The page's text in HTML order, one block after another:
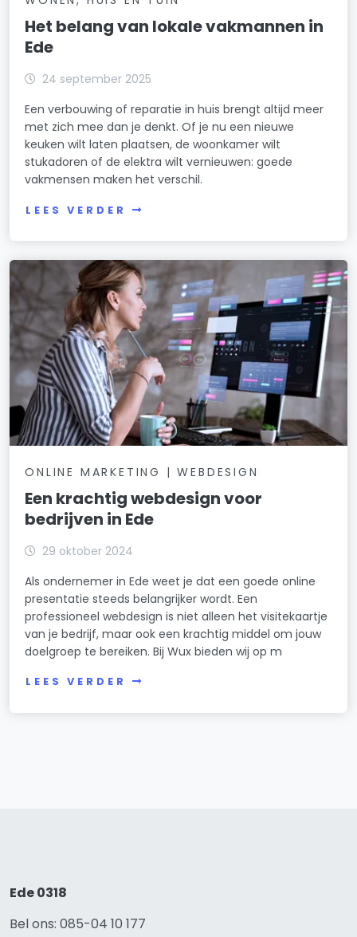
Het belang van lokale vakmannen in
Ede
24 september 2025
Een verbouwing of reparatie in huis brengt altijd meer
met zich mee dan je denkt. Of je nu een nieuwe
keuken wilt laten plaatsen, de woonkamer wilt
stukadoren of de elektra wilt vernieuwen: goede
vakmensen maken het verschil.
LEES VERDER
ONLINE MARKETING | WEBDESIGN
Een krachtig webdesign voor
bedrijven in Ede
29 oktober 2024
Als ondernemer in Ede weet je dat een goede online
presentatie steeds belangrijker wordt. Een
professioneel webdesign is niet alleen het visitekaartje
van je bedrijf, maar ook een krachtig middel om jouw
doelgroep te bereiken. Bij Wux bieden wij op m
LEES VERDER
Ede 0318
Bel ons: 085-04 10 177